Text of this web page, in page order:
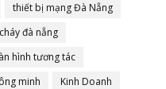
thiết bị mạng Đà Nẵng
đà nẵng
hình tương tác
minh Kinh Doanh